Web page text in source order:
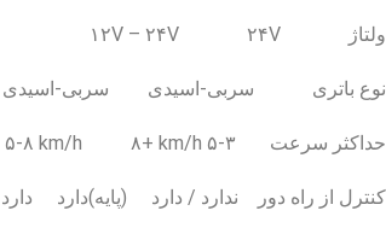
ولتاژ ۶V – ۱۲V ۱۲V – ۲۴V ۲۴V به بالا
نوع باتری سربی-اسیدی سربی-اسیدی /
حداکثر سرعت ۳-۵ km/h ۵-۸ km/h ۸+ km/h
کنترل از راه دور ندارد / دارد (پایه)دارد دارد